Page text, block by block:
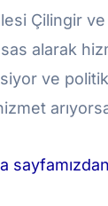
Çilingir
alarak
ve
sayfamızdan